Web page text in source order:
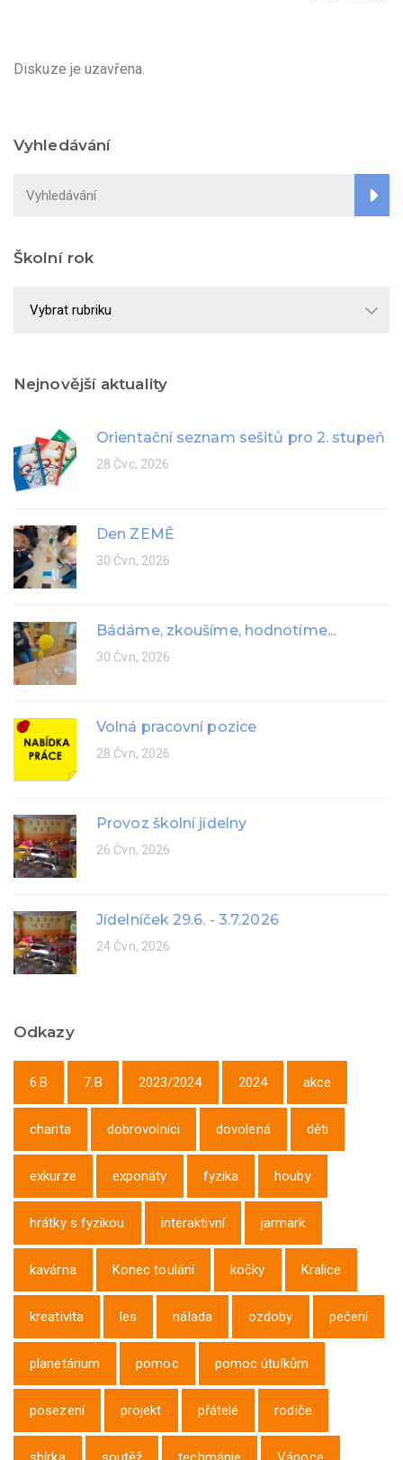
Diskuze je uzavřena.
Vyhledávání
Školní rok
Nejnovější aktuality
Orientační seznam sešitů pro 2. stupeň
28 Čvc, 2026
Den ZEMĚ
30 Čvn, 2026
Bádáme, zkoušíme, hodnotíme...
30 Čvn, 2026
Volná pracovní pozice
28 Čvn, 2026
Provoz školní jídelny
26 Čvn, 2026
Jídelníček 29.6. - 3.7.2026
24 Čvn, 2026
Odkazy
6.B 7.B 2023/2024 2024 akce
charita dobrovolníci dovolená děti
exkurze exponáty fyzika houby
hrátky s fyzikou interaktivní jarmark
kavárna Konec toulání kočky Kralice
kreativita les nálada ozdoby pečení
planetárium pomoc pomoc útulkům
posezení projekt přátelé rodiče